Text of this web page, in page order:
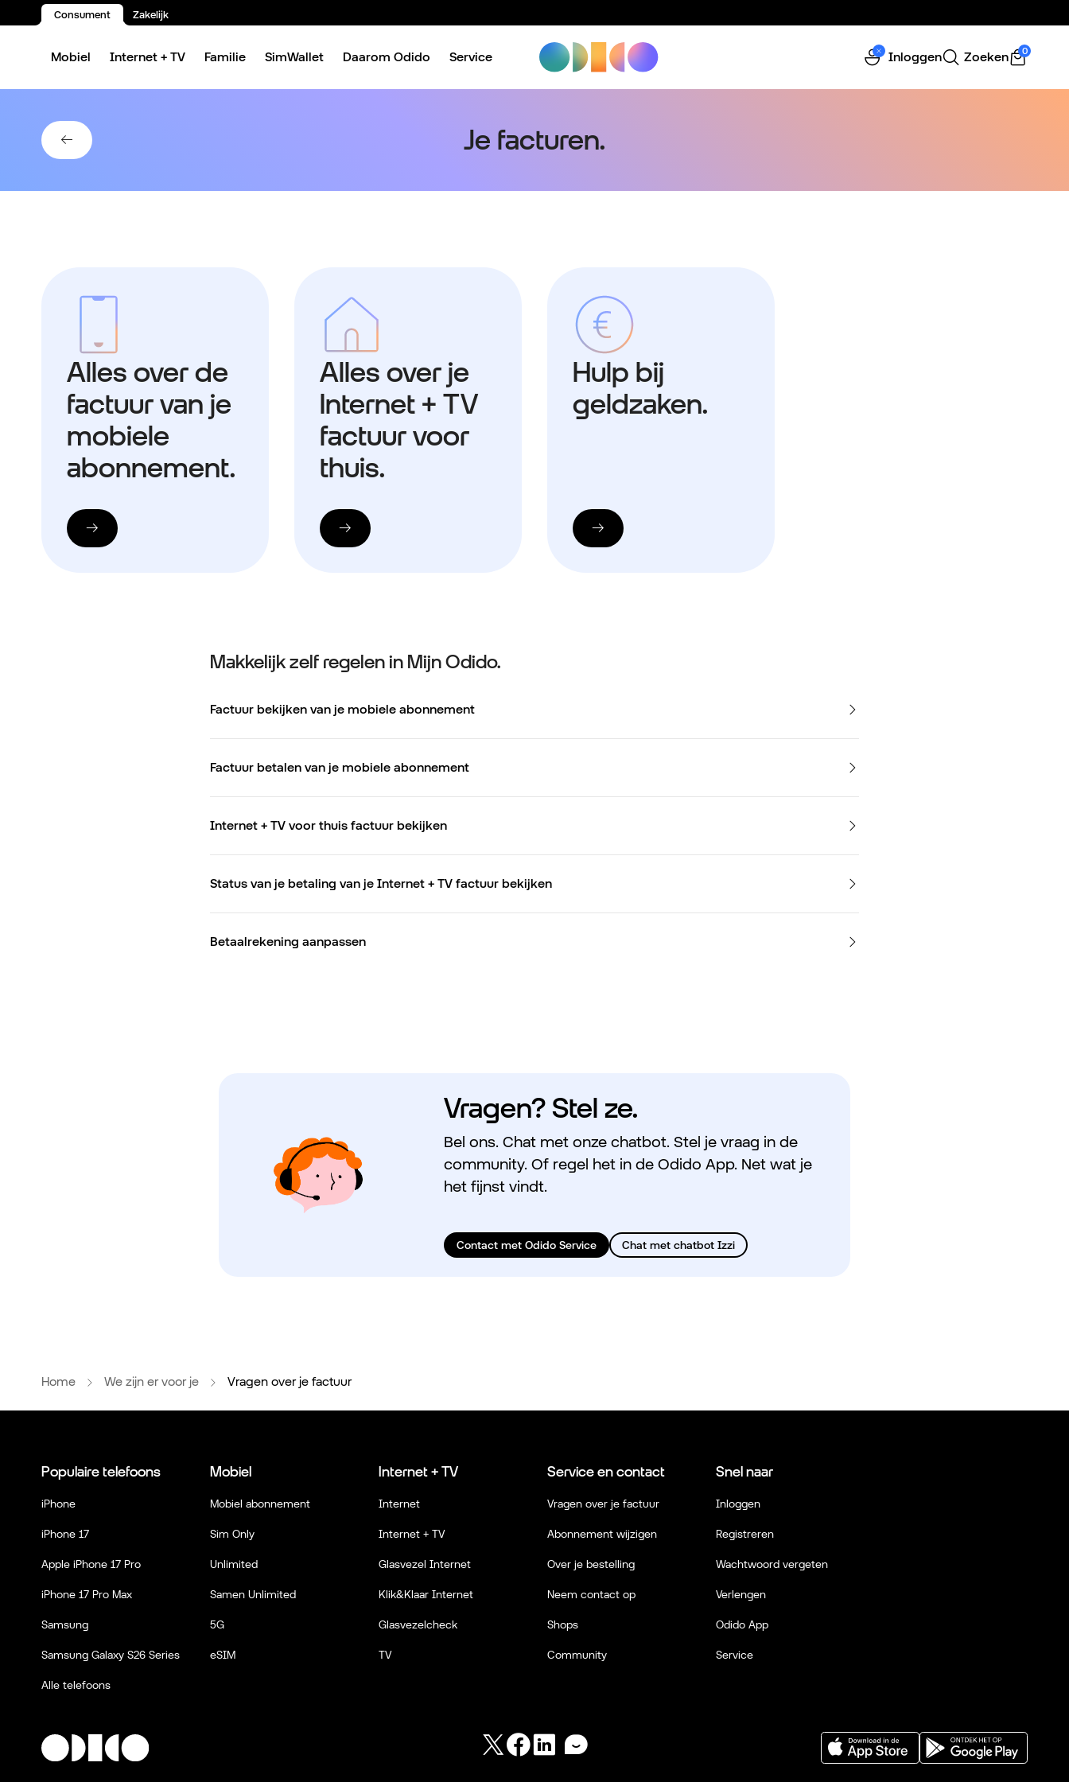
Consument Zakelijk
Mobiel Internet + TV Familie SimWallet Daarom Odido Service Inloggen Zoeken 0
Terug naar Service die je verder helpt.
Je facturen.
Alles over de
factuur van je
mobiele
abonnement.
Alles over je
Internet + TV
factuur voor
thuis.
Hulp bij
geldzaken.
Makkelijk zelf regelen in Mijn Odido.
Factuur bekijken van je mobiele abonnement
Factuur betalen van je mobiele abonnement
Internet + TV voor thuis factuur bekijken
Status van je betaling van je Internet + TV factuur bekijken
Betaalrekening aanpassen
Vragen? Stel ze.
Bel ons. Chat met onze chatbot. Stel je vraag in de
community. Of regel het in de Odido App. Net wat je
het fijnst vindt.
Contact met Odido Service Chat met chatbot Izzi
Home We zijn er voor je Vragen over je factuur
Populaire telefoons
iPhone
iPhone 17
Apple iPhone 17 Pro
iPhone 17 Pro Max
Samsung
Samsung Galaxy S26 Series
Alle telefoons
Mobiel
Mobiel abonnement
Sim Only
Unlimited
Samen Unlimited
5G
eSIM
Internet + TV
Internet
Internet + TV
Glasvezel Internet
Klik&Klaar Internet
Glasvezelcheck
TV
Service en contact
Vragen over je factuur
Abonnement wijzigen
Over je bestelling
Neem contact op
Shops
Community
Snel naar
Inloggen
Registreren
Wachtwoord vergeten
Verlengen
Odido App
Service
TwitterFacebookLinkedIn